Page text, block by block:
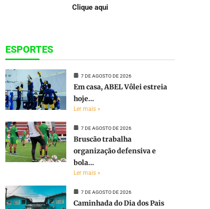
Clique aqui
ESPORTES
7 DE AGOSTO DE 2026
Em casa, ABEL Vôlei estreia
hoje...
Ler mais »
7 DE AGOSTO DE 2026
Bruscão trabalha
organização defensiva e
bola...
Ler mais »
7 DE AGOSTO DE 2026
Caminhada do Dia dos Pais